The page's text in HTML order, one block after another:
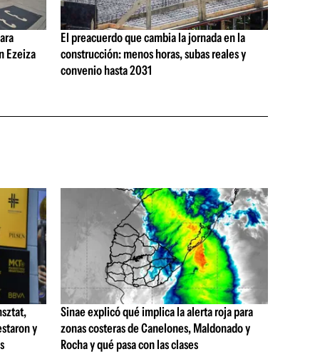
Ezeiza
El preacuerdo que cambia la jornada en la
construcción: menos horas, subas reales y
convenio hasta 2031
y
Sinae explicó qué implica la alerta roja para
zonas costeras de Canelones, Maldonado y
Rocha y qué pasa con las clases